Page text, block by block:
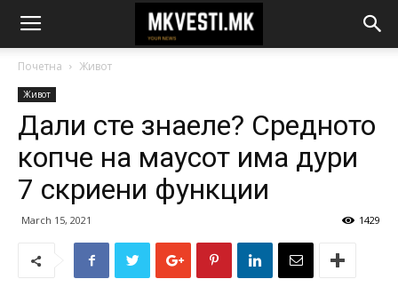
Почетна Живот
Живот
Дали сте знаеле? Средното
копче на маусот има дури
7 скриени функции
March 15, 2021 1429